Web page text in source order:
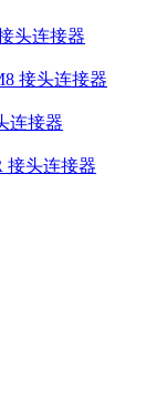
接头连接器
接头连接器